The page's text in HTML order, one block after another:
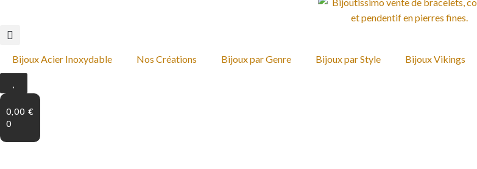
Bijoux Acier Inoxydable Nos Créations Bijoux par Genre Bijoux par Style Bijoux Vikings
0,00 €
0